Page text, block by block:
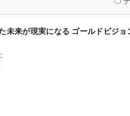
未来が現実になる ゴールドビジョ